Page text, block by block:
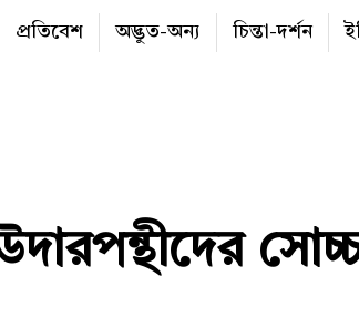
প্রতিবেশ অদ্ভুত-অন্য চিন্তা-দর্শন